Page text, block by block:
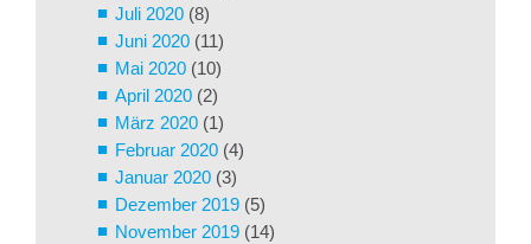
Juli 2020 (8)
Juni 2020 (11)
Mai 2020 (10)
April 2020 (2)
März 2020 (1)
Februar 2020 (4)
Januar 2020 (3)
Dezember 2019 (5)
November 2019 (14)